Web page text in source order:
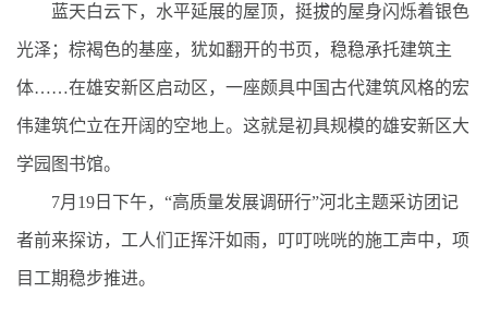
蓝天白云下，水平延展的屋顶，挺拔的屋身闪烁着银色
光泽；棕褐色的基座，犹如翻开的书页，稳稳承托建筑主
体……在雄安新区启动区，一座颇具中国古代建筑风格的宏
伟建筑伫立在开阔的空地上。这就是初具规模的雄安新区大
学园图书馆。
7月19日下午，“高质量发展调研行”河北主题采访团记
者前来探访，工人们正挥汗如雨，叮叮咣咣的施工声中，项
目工期稳步推进。